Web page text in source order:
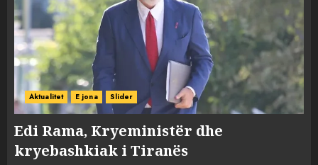
Aktualitet E jona Slider
Edi Rama, Kryeministër dhe
kryebashkiak i Tiranës